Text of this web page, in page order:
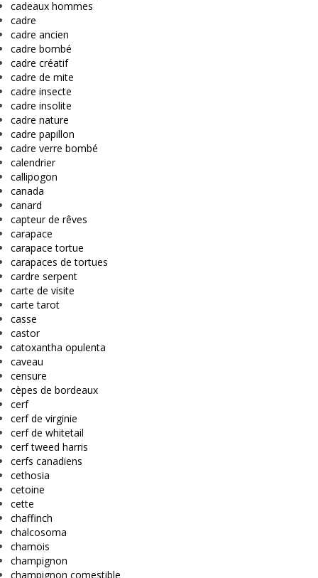
cadeaux hommes
cadre
cadre ancien
cadre bombé
cadre créatif
cadre de mite
cadre insecte
cadre insolite
cadre nature
cadre papillon
cadre verre bombé
calendrier
callipogon
canada
canard
capteur de rêves
carapace
carapace tortue
carapaces de tortues
cardre serpent
carte de visite
carte tarot
casse
castor
catoxantha opulenta
caveau
censure
cèpes de bordeaux
cerf
cerf de virginie
cerf de whitetail
cerf tweed harris
cerfs canadiens
cethosia
cetoine
cette
chaffinch
chalcosoma
chamois
champignon
champignon comestible